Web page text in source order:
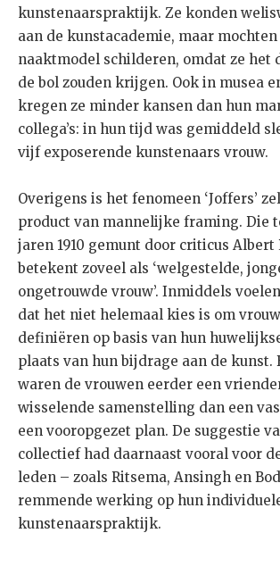
kunstenaarspraktijk. Ze konden
aan de kunstacademie, maar
naaktmodel schilderen, omdat ze het
de bol zouden krijgen. Ook in musea
kregen ze minder kansen dan hun
collega’s: in hun tijd was gemiddeld
vijf exposerende kunstenaars vrouw.
Overigens is het fenomeen ‘Joffers’
product van mannelijke framing. Die
jaren 1910 gemunt door criticus Albert
betekent zoveel als ‘welgestelde,
ongetrouwde vrouw’. Inmiddels
dat het niet helemaal kies is om
definiëren op basis van hun
plaats van hun bijdrage aan de kunst.
waren de vrouwen eerder een
wisselende samenstelling dan een
een vooropgezet plan. De suggestie
collectief had daarnaast vooral voor
leden – zoals Ritsema, Ansingh en
remmende werking op hun
kunstenaarspraktijk.